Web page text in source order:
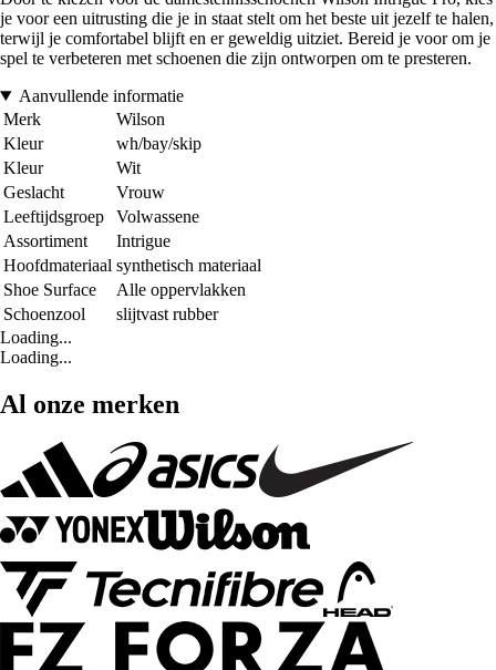
je voor een uitrusting die je in staat stelt om het beste uit jezelf te halen,
terwijl je comfortabel blijft en er geweldig uitziet. Bereid je voor om je
spel te verbeteren met schoenen die zijn ontworpen om te presteren.
Aanvullende informatie
Merk
Wilson
Kleur
wh/bay/skip
Kleur
Wit
Geslacht
Vrouw
Leeftijdsgroep
Volwassene
Assortiment
Intrigue
Hoofdmateriaal synthetisch materiaal
Shoe Surface
Alle oppervlakken
Schoenzool
slijtvast rubber
Loading...
Loading...
Al onze merken